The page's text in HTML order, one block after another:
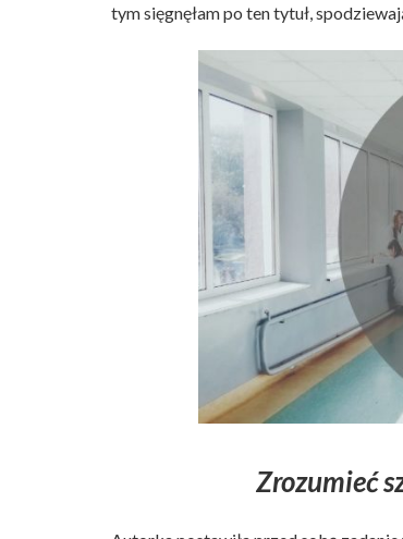
tym sięgnęłam po ten tytuł,
Zrozumieć